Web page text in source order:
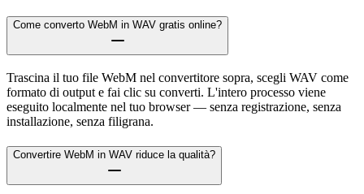
Come converto WebM in WAV gratis online?
Trascina il tuo file WebM nel convertitore sopra, scegli WAV come
formato di output e fai clic su converti. L'intero processo viene
eseguito localmente nel tuo browser — senza registrazione, senza
installazione, senza filigrana.
Convertire WebM in WAV riduce la qualità?